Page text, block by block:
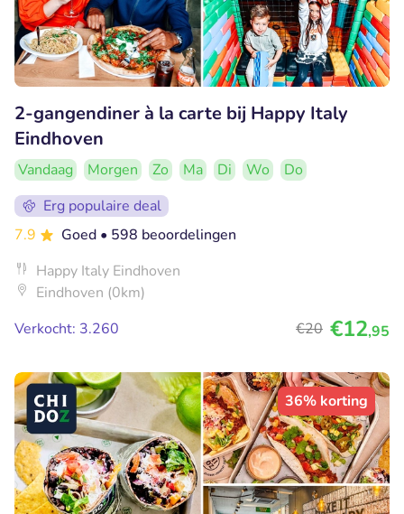
2-gangendiner à la carte bij Happy Italy
Eindhoven
Vandaag Morgen Zo Ma Di Wo
Do
Erg populaire deal
7.9
Goed • 598 beoordelingen
Happy Italy Eindhoven
Eindhoven (0km)
Verkocht: 3.260
€20 €12,95
36% korting